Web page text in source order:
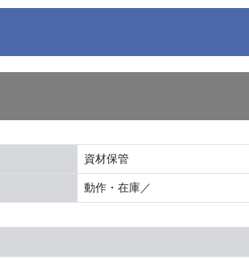
資材保管
動作・在庫／